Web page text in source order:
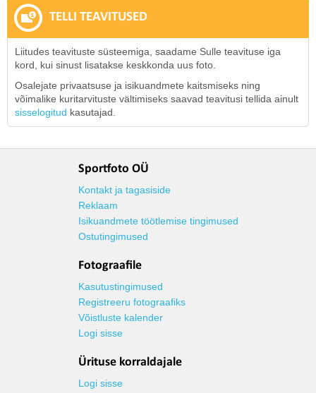
TELLI TEAVITUSED
Liitudes teavituste süsteemiga, saadame Sulle teavituse iga
kord, kui sinust lisatakse keskkonda uus foto.
Osalejate privaatsuse ja isikuandmete kaitsmiseks ning
võimalike kuritarvituste vältimiseks saavad teavitusi tellida ainult
sisselogitud kasutajad.
Sportfoto OÜ
Kontakt ja tagasiside
Reklaam
Isikuandmete töötlemise tingimused
Ostutingimused
Fotograafile
Kasutustingimused
Registreeru fotograafiks
Võistluste kalender
Logi sisse
Ürituse korraldajale
Logi sisse